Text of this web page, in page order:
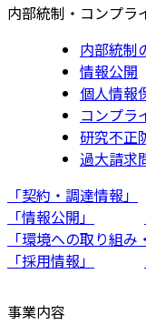
内部統制・コンプラ
内部統制
情報公開
個人情報
コンプラ
研究不正
過大請求
「契約・調達情報」
「情報公開」
「環境への取り組み
「採用情報」
事業内容